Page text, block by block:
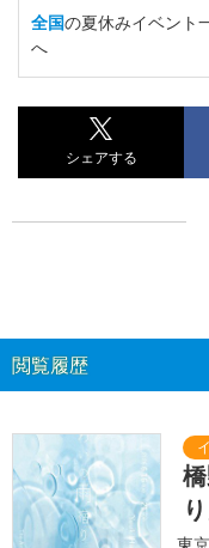
全国の夏休みイベント
へ
シェアする
閲覧履歴
り
東